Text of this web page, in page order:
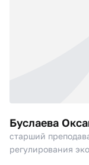
Буслаева
старший
регулирования